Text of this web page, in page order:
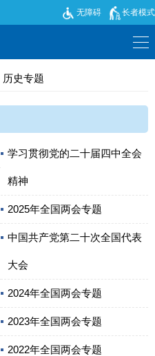
无障碍 长者模式
历史专题
学习贯彻党的二十届四中全会
精神
2025年全国两会专题
中国共产党第二十次全国代表
大会
2024年全国两会专题
2023年全国两会专题
2022年全国两会专题